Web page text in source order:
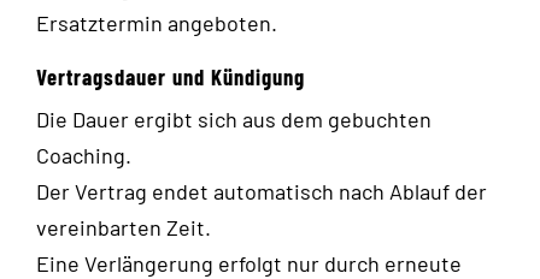
Ersatztermin angeboten.
Vertragsdauer und Kündigung
Die Dauer ergibt sich aus dem gebuchten
Coaching.
Der Vertrag endet automatisch nach Ablauf der
vereinbarten Zeit.
Eine Verlängerung erfolgt nur durch erneute